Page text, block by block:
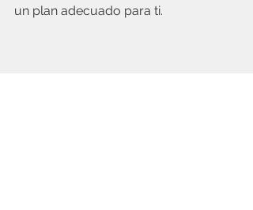
un plan adecuado para ti.